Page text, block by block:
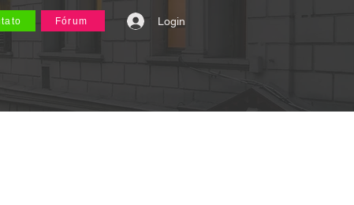
Fórum Login